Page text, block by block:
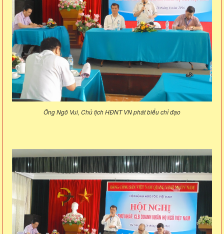
Ông Ngô Vui, Chủ tịch HĐNT VN phát biểu chỉ đạo